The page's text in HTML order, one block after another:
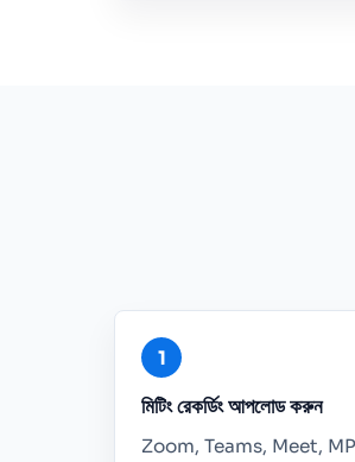
মিটিং রেকর্ডিং আপলোড করুন
Zoom, Teams, Meet,